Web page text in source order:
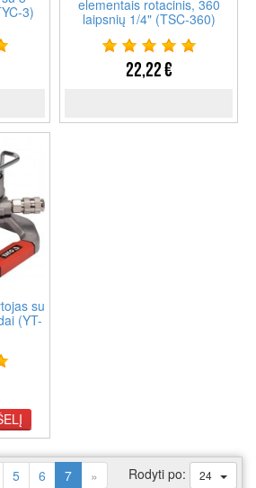
3)
elementais rotacinis, 360
laipsnių 1/4" (TSC-360)
22,22 €
su
(YT-
5 6 7(current)
» Rodyti po: 24